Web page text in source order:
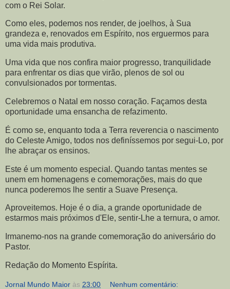
com o Rei Solar.
Como eles, podemos nos render, de joelhos, à Sua
grandeza e, renovados em Espírito, nos erguermos para
uma vida mais produtiva.
Uma vida que nos confira maior progresso, tranquilidade
para enfrentar os dias que virão, plenos de sol ou
convulsionados por tormentas.
Celebremos o Natal em nosso coração. Façamos desta
oportunidade uma ensancha de refazimento.
É como se, enquanto toda a Terra reverencia o nascimento
do Celeste Amigo, todos nos definíssemos por segui-Lo, por
lhe abraçar os ensinos.
Este é um momento especial. Quando tantas mentes se
unem em homenagens e comemorações, mais do que
nunca poderemos lhe sentir a Suave Presença.
Aproveitemos. Hoje é o dia, a grande oportunidade de
estarmos mais próximos d'Ele, sentir-Lhe a ternura, o amor.
Irmanemo-nos na grande comemoração do aniversário do
Pastor.
Redação do Momento Espírita.
Jornal Mundo Maior às 23:00 Nenhum comentário: